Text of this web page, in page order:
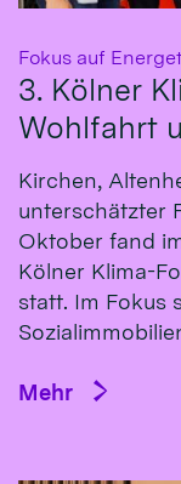
Fokus auf
3. Kölner
Wohlfahrt
Kirchen,
unterschätzter
Oktober fand
Kölner Klima-
statt. Im Fokus
Mehr